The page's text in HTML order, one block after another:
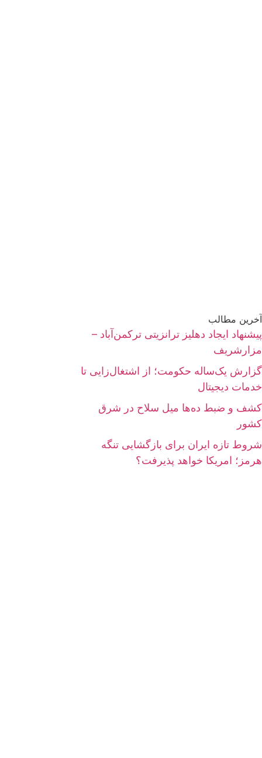
آخرین مطالب
پیشنهاد ایجاد دهلیز ترانزیتی ترکمن‌آباد –
مزارشریف
گزارش یک‌ساله حکومت؛ از اشتغال‌زایی تا
خدمات دیجیتال
کشف و ضبط ده‌ها میل سلاح در شرق
کشور
شروط تازه ایران برای بازگشایی تنگه
هرمز؛ امریکا خواهد پذیرفت؟